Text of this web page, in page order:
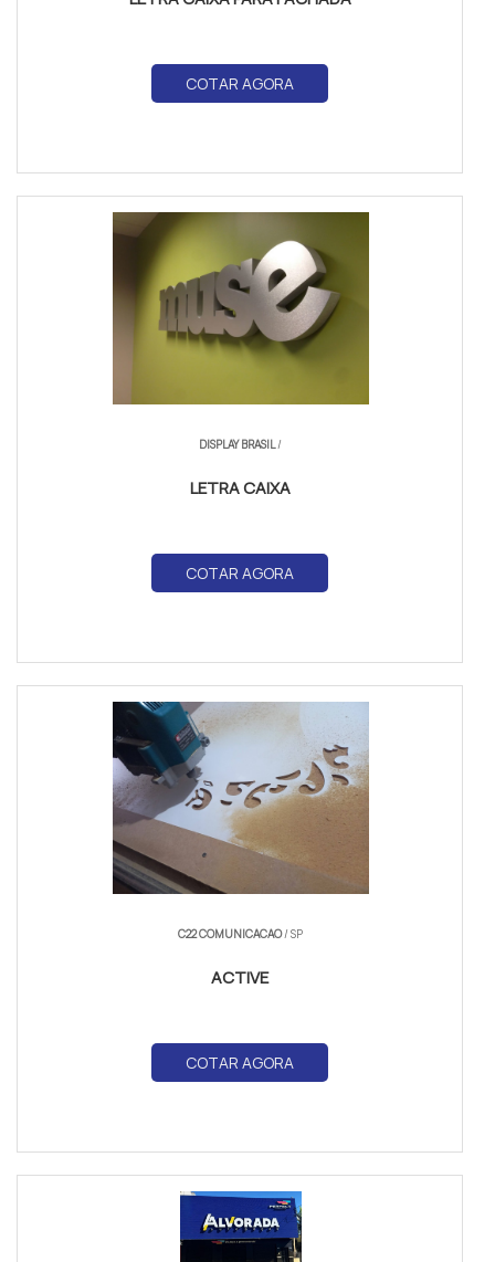
COTAR AGORA
DISPLAY BRASIL/
LETRA CAIXA
COTAR AGORA
C22 COMUNICACAO/ SP
ACTIVE
COTAR AGORA